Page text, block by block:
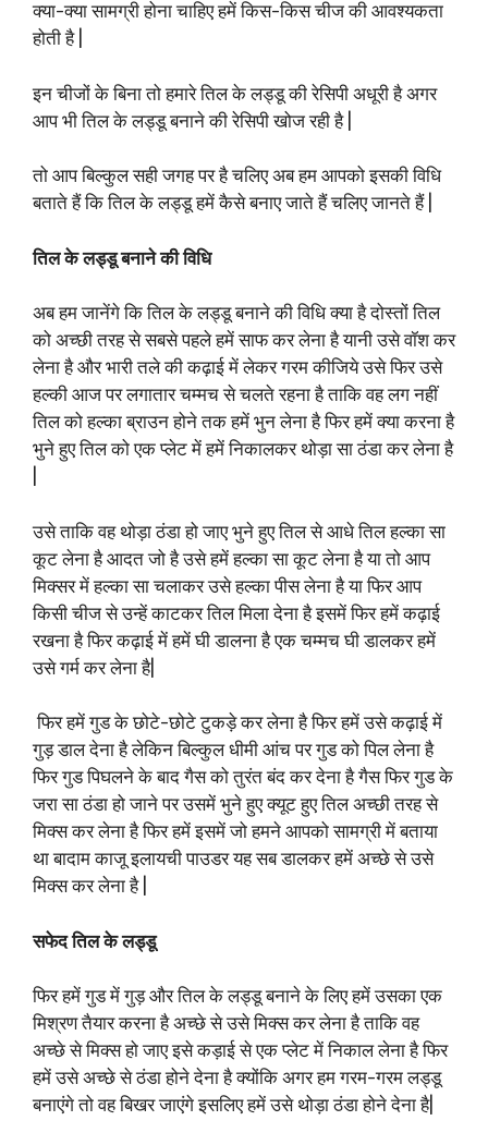
क्या-क्या सामग्री होना चाहिए हमें किस-किस चीज की आवश्यकता
होती है |
इन चीजों के बिना तो हमारे तिल के लड्डू की रेसिपी अधूरी है अगर
आप भी तिल के लड्डू बनाने की रेसिपी खोज रही है |
तो आप बिल्कुल सही जगह पर है चलिए अब हम आपको इसकी विधि
बताते हैं कि तिल के लड्डू हमें कैसे बनाए जाते हैं चलिए जानते हैं |
तिल के लड्डू बनाने की विधि
अब हम जानेंगे कि तिल के लड्डू बनाने की विधि क्या है दोस्तों तिल
को अच्छी तरह से सबसे पहले हमें साफ कर लेना है यानी उसे वॉश कर
लेना है और भारी तले की कढ़ाई में लेकर गरम कीजिये उसे फिर उसे
हल्की आज पर लगातार चम्मच से चलते रहना है ताकि वह लग नहीं
तिल को हल्का ब्राउन होने तक हमें भुन लेना है फिर हमें क्या करना है
भुने हुए तिल को एक प्लेट में हमें निकालकर थोड़ा सा ठंडा कर लेना है
उसे ताकि वह थोड़ा ठंडा हो जाए भुने हुए तिल से आधे तिल हल्का सा
कूट लेना है आदत जो है उसे हमें हल्का सा कूट लेना है या तो आप
मिक्सर में हल्का सा चलाकर उसे हल्का पीस लेना है या फिर आप
किसी चीज से उन्हें काटकर तिल मिला देना है इसमें फिर हमें कढ़ाई
रखना है फिर कढ़ाई में हमें घी डालना है एक चम्मच घी डालकर हमें
उसे गर्म कर लेना है|
फिर हमें गुड के छोटे-छोटे टुकड़े कर लेना है फिर हमें उसे कढ़ाई में
गुड़ डाल देना है लेकिन बिल्कुल धीमी आंच पर गुड को पिल लेना है
फिर गुड पिघलने के बाद गैस को तुरंत बंद कर देना है गैस फिर गुड के
जरा सा ठंडा हो जाने पर उसमें भुने हुए क्यूट हुए तिल अच्छी तरह से
मिक्स कर लेना है फिर हमें इसमें जो हमने आपको सामग्री में बताया
था बादाम काजू इलायची पाउडर यह सब डालकर हमें अच्छे से उसे
मिक्स कर लेना है |
सफेद तिल के लड्डू
फिर हमें गुड में गुड़ और तिल के लड्डू बनाने के लिए हमें उसका एक
मिश्रण तैयार करना है अच्छे से उसे मिक्स कर लेना है ताकि वह
अच्छे से मिक्स हो जाए इसे कड़ाई से एक प्लेट में निकाल लेना है फिर
हमें उसे अच्छे से ठंडा होने देना है क्योंकि अगर हम गरम-गरम लड्डू
बनाएंगे तो वह बिखर जाएंगे इसलिए हमें उसे थोड़ा ठंडा होने देना है|